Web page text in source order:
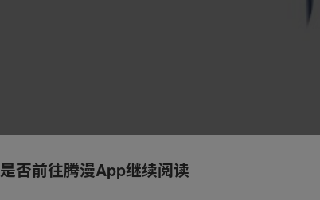
是否前往腾漫App继续阅读